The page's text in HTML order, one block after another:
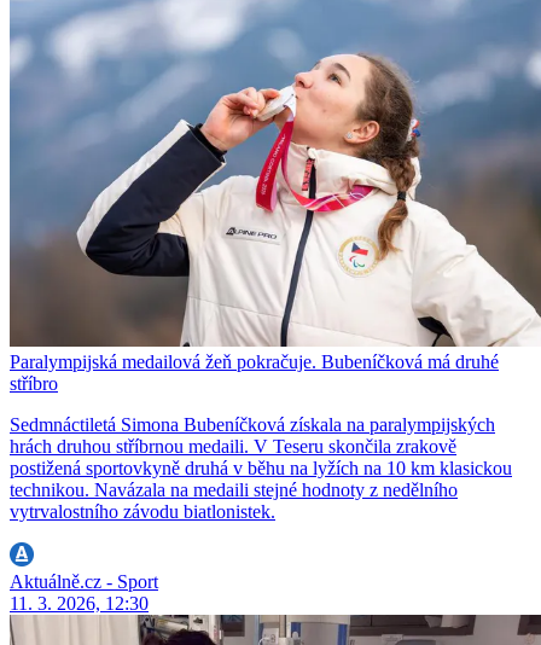
Paralympijská medailová žeň pokračuje. Bubeníčková má druhé
stříbro
Sedmnáctiletá Simona Bubeníčková získala na paralympijských
hrách druhou stříbrnou medaili. V Teseru skončila zrakově
postižená sportovkyně druhá v běhu na lyžích na 10 km klasickou
technikou. Navázala na medaili stejné hodnoty z nedělního
vytrvalostního závodu biatlonistek.
Aktuálně.cz - Sport
11. 3. 2026, 12:30